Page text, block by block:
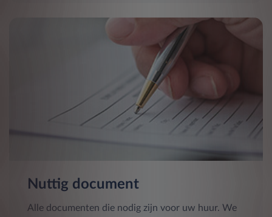
Nuttig document
Alle documenten die nodig zijn voor uw huur. We